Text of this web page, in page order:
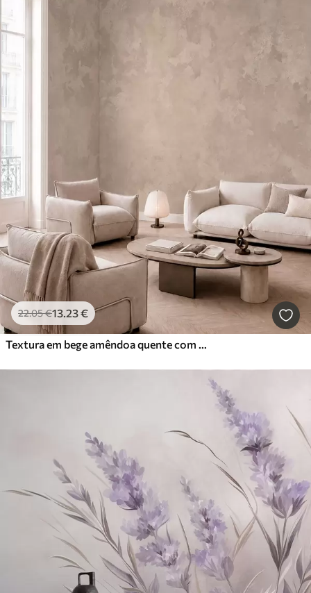
22.05€13.23€
Textura em bege amêndoa quente com transições tonais suaves e naturais